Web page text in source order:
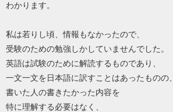
わかります。
私は若りし頃、情報もなかったので、
受験のための勉強しかしていませんでした。
英語は試験のために解読するものであり、
一文一文を日本語に訳すことはあったものの、
書いた人の書きたかった内容を
特に理解する必要はなく、